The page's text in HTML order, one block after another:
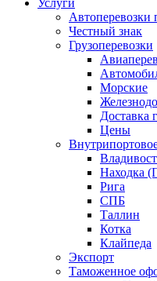
Услуги
Автоперевозки
Честный знак
Грузоперевозки
Морские
Доставка
Цены
Находка
Рига
СПБ
Таллин
Котка
Клайпеда
Экспорт
Таможенное